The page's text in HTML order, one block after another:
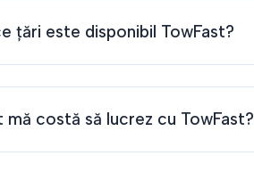
țări este disponibil TowFast?
mă costă să lucrez cu TowFast?